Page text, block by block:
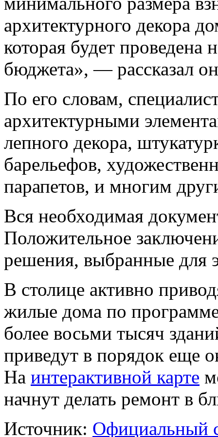
архитектурного декора
которая будет проведена
бюджета», — рассказал
По его словам,
архитектурными
лепного декора,
барельефов,
парапетов, и многим
Вся необходимая
Положительное
решения, выбранные для
В столице активно
жилые дома по
более восьми тысяч
приведут в порядок еще
На интерактивной карте
начнут делать ремонт в
Источник: Официальный